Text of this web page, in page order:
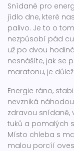
Snídaně pro
jídlo dne, které
palivo. Je to o
nezpůsobí pád
už po dvou
nesnášíte, jak se
maratonu, je
Energie ráno,
nevzniká
zdravou snídaně,
tuků a pomalých
Místo chleba s
malou porcíí